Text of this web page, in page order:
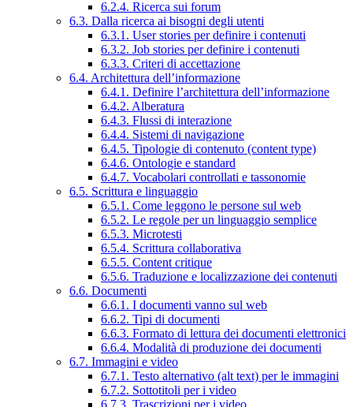
6.2.4. Ricerca sui forum
6.3. Dalla ricerca ai bisogni degli utenti
6.3.1. User stories per definire i contenuti
6.3.2. Job stories per definire i contenuti
6.3.3. Criteri di accettazione
6.4. Architettura dell’informazione
6.4.1. Definire l’architettura dell’informazione
6.4.2. Alberatura
6.4.3. Flussi di interazione
6.4.4. Sistemi di navigazione
6.4.5. Tipologie di contenuto (content type)
6.4.6. Ontologie e standard
6.4.7. Vocabolari controllati e tassonomie
6.5. Scrittura e linguaggio
6.5.1. Come leggono le persone sul web
6.5.2. Le regole per un linguaggio semplice
6.5.3. Microtesti
6.5.4. Scrittura collaborativa
6.5.5. Content critique
6.5.6. Traduzione e localizzazione dei contenuti
6.6. Documenti
6.6.1. I documenti vanno sul web
6.6.2. Tipi di documenti
6.6.3. Formato di lettura dei documenti elettronici
6.6.4. Modalità di produzione dei documenti
6.7. Immagini e video
6.7.1. Testo alternativo (alt text) per le immagini
6.7.2. Sottotitoli per i video
6.7.3. Trascrizioni per i video